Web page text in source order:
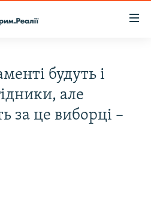
будуть і
але
за це виборці –